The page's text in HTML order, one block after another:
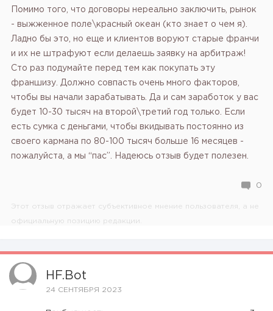
Помимо того, что договоры нереально заключить, рынок
- выжженное поле\красный океан (кто знает о чем я).
Ладно бы это, но еще и клиентов воруют старые франчи
и их не штрафуют если делаешь заявку на арбитраж!
Сто раз подумайте перед тем как покупать эту
франшизу. Должно совпасть очень много факторов,
чтобы вы начали зарабатывать. Да и сам заработок у вас
будет 10-30 тысяч на второй\третий год только. Если
есть сумка с деньгами, чтобы вкидывать постоянно из
своего кармана по 80-100 тысяч больше 16 месяцев -
пожалуйста, а мы “пас”. Надеюсь отзыв будет полезен.
0
Этот отзыв отражает субъективное мнение пользователя, а не
официальную позицию редакции.
HF.bot
24 СЕНТЯБРЯ 2023